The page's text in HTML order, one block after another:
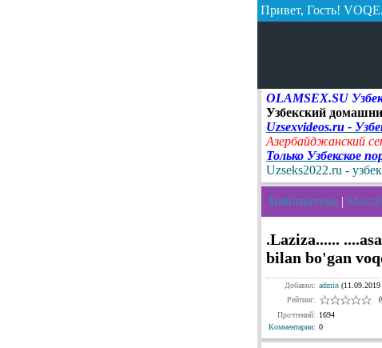
Привет, Гость!
OLAMSEX.SU
Узбекский
Uzsexvideos.ru -
Азербайджанский
Только Узбекское
Uzseks2022.ru -
Библиотека |
.Laziza......
bilan bo'gan
Добавил: admin
Рейтинг:
Прочтений: 1694
Комментарии: 0